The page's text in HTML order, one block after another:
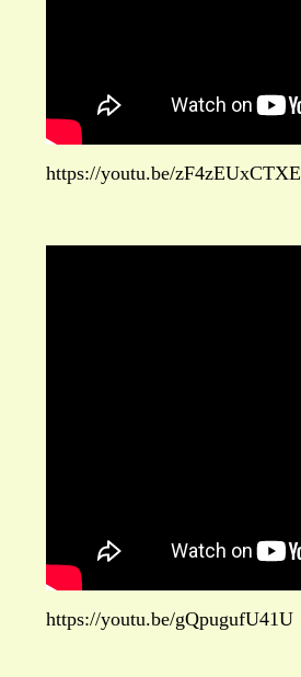
https://youtu.be/zF4zEUxCTXE
https://youtu.be/gQpugufU41U